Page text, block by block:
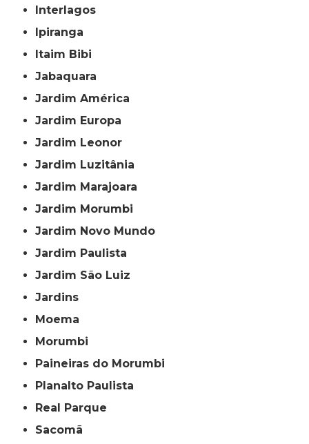
Interlagos
Ipiranga
Itaim Bibi
Jabaquara
Jardim América
Jardim Europa
Jardim Leonor
Jardim Luzitânia
Jardim Marajoara
Jardim Morumbi
Jardim Novo Mundo
Jardim Paulista
Jardim São Luiz
Jardins
Moema
Morumbi
Paineiras do Morumbi
Planalto Paulista
Real Parque
Sacomã